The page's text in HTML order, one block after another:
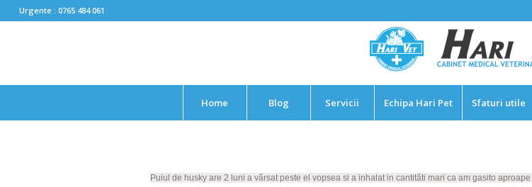
Urgente : 0765 484 061
Home Blog Servicii Echipa Hari Pet Sfaturi utile
Puiul de husky are 2 luni a vărsat peste el vopsea si a inhalat in cantităti mari ca am gasito